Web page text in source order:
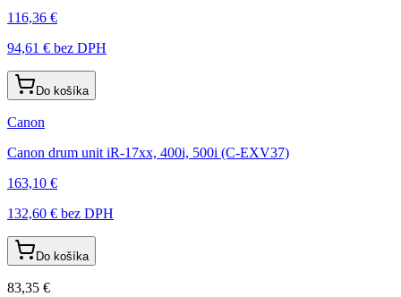
116,36 €
94,61 € bez DPH
Do košíka
Canon
Canon drum unit iR-17xx, 400i, 500i (C-EXV37)
163,10 €
132,60 € bez DPH
Do košíka
83,35 €